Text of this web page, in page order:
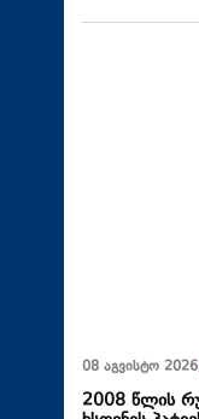
08 აგვისტო
2008 წლის